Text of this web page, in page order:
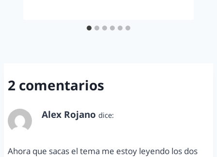
2 comentarios
Alex Rojano dice:
Ahora que sacas el tema me estoy leyendo los dos